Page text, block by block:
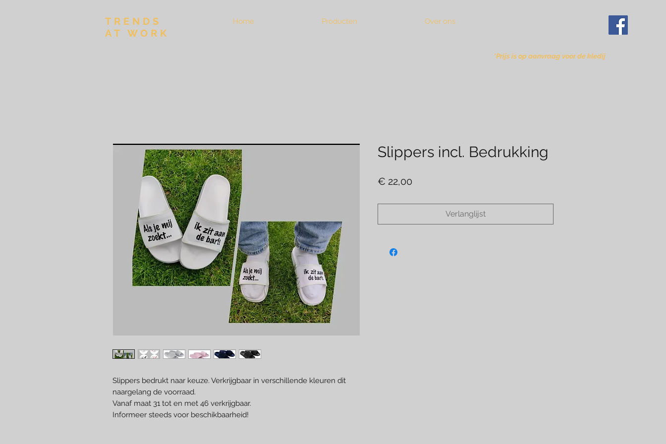
TRENDS
AT WORK
Home Producten Over ons
*Prijs is op aanvraag voor de kledij
Slippers bedrukt naar keuze. Verkrijgbaar in verschillende kleuren dit
naargelang de voorraad.
Vanaf maat 31 tot en met 46 verkrijgbaar.
Informeer steeds voor beschikbaarheid!
Slippers incl. Bedrukking
€ 22,00
Verlanglijst